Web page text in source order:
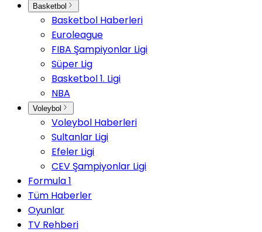
Basketbol
Basketbol Haberleri
Euroleague
FIBA Şampiyonlar Ligi
Süper Lig
Basketbol 1. Ligi
NBA
Voleybol
Voleybol Haberleri
Sultanlar Ligi
Efeler Ligi
CEV Şampiyonlar Ligi
Formula 1
Tüm Haberler
Oyunlar
TV Rehberi